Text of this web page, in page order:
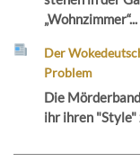
„Wohnzimmer“...
Der
Problem
Die
ihr ihren "Style"